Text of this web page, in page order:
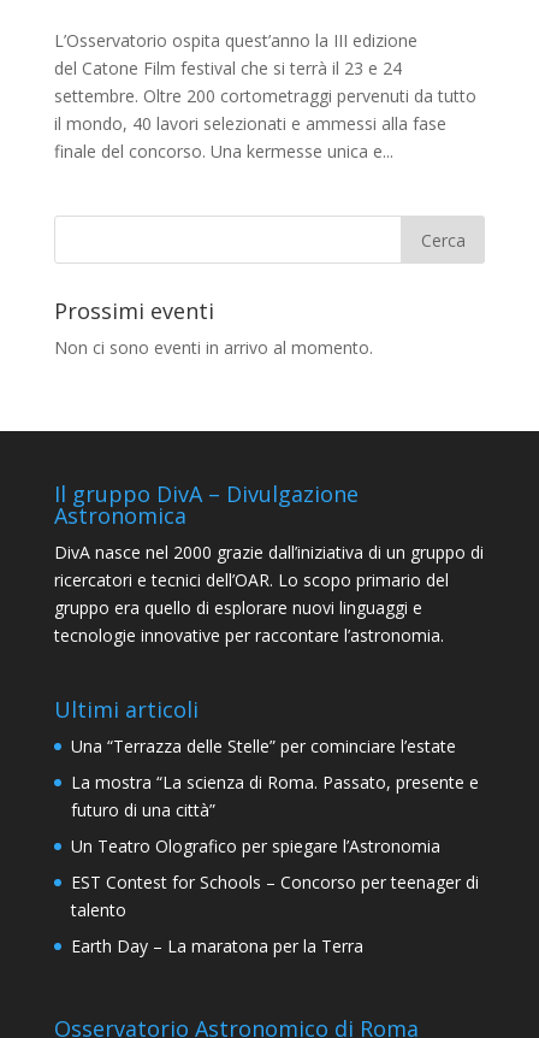
L’Osservatorio ospita quest’anno la III edizione
del Catone Film festival che si terrà il 23 e 24
settembre. Oltre 200 cortometraggi pervenuti da tutto
il mondo, 40 lavori selezionati e ammessi alla fase
finale del concorso. Una kermesse unica e...
Prossimi eventi
Non ci sono eventi in arrivo al momento.
Il gruppo DivA – Divulgazione
Astronomica
DivA nasce nel 2000 grazie dall’iniziativa di un gruppo di
ricercatori e tecnici dell’OAR. Lo scopo primario del
gruppo era quello di esplorare nuovi linguaggi e
tecnologie innovative per raccontare l’astronomia.
Ultimi articoli
Una “Terrazza delle Stelle” per cominciare l’estate
La mostra “La scienza di Roma. Passato, presente e
futuro di una città”
Un Teatro Olografico per spiegare l’Astronomia
EST Contest for Schools – Concorso per teenager di
talento
Earth Day – La maratona per la Terra
Osservatorio Astronomico di Roma